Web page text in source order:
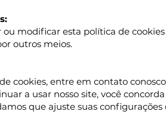
modificar esta política de
outros meios.
cookies, entre em contato
a usar nosso site, você
que ajuste suas configurações